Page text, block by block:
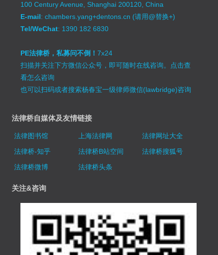
100 Century Avenue, Shanghai 200120, China
E-mail: chambers.yang+dentons.cn (请用@替换+)
Tel/WeChat: 1390 182 6830
PE法律桥，私募问不倒！7x24
扫描并关注下方微信公众号，即可随时在线咨询。 点击查
看怎么咨询
也可以扫码或者搜索杨春宝一级律师微信(lawbridge)咨询
法律桥自媒体及友情链接
法律图书馆 上海法律网
法律网址大全
法律桥-知乎
法律桥B站空间
法律桥搜狐号
法律桥微博
法律桥头条
关注&咨询